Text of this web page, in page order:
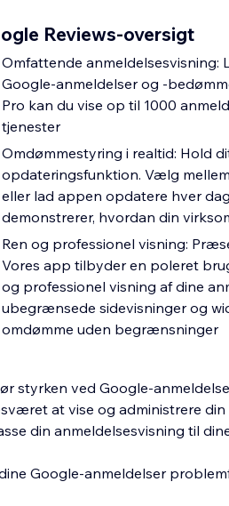
Reviews-oversigt
Omfattende
Google-anmeldelser og -
Pro kan du vise op til 1000
tjenester
Omdømmestyring i realtid: Hold
opdateringsfunktion. Vælg
eller lad appen opdatere hver
demonstrerer, hvordan din
Ren og professionel visning:
Vores app tilbyder en poleret
og professionel visning af dine
ubegrænsede sidevisninger og
omdømme uden begrænsninger
styrken ved Google-
at vise og administrere
din anmeldelsesvisning til
Google-anmeldelser